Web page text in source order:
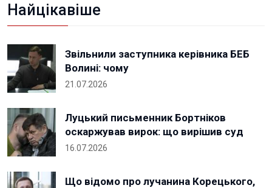
Найцікавіше
Звільнили заступника керівника БЕБ
Волині: чому
21.07.2026
Луцький письменник Бортніков
оскаржував вирок: що вирішив суд
16.07.2026
Що відомо про лучанина Корецького,